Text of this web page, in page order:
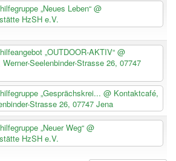
„Neues Leben“ @
HzSH e.V.
„OUTDOOR-AKTIV“ @
Seelenbinder-Strasse 26, 07747
„Gesprächskrei... @ Kontaktcafé,
Strasse 26, 07747 Jena
„Neuer Weg“ @
HzSH e.V.